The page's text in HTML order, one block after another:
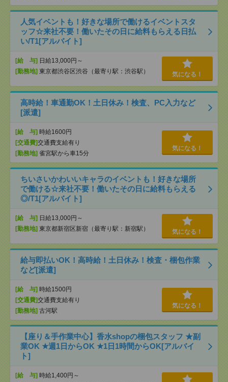
人気イベントも！好きな場所で働けるイベントスタ
ッフ☆来社不要！働いたその日に給料もらえる日払
い/T1[アルバイト]
[給 与] 日給13,000円～
[勤務地] 東京都渋谷区渋谷（最寄り駅：渋谷駅） 気になる！
高時給！車通勤OK！土日休み！検査、PC入力など
[派遣]
[給 与] 時給1600円
[交通費]交通費支給有り
[勤務地] 雀宮駅から車15分
気になる！
ちいさいかわいいキャラのイベントも！好きな場所
で働ける☆来社不要！働いたその日に給料もらえる
◎/T1[アルバイト]
[給 与] 日給13,000円～
[勤務地] 東京都新宿区新宿（最寄り駅：新宿駅） 気になる！
給与即払いOK！高時給！土日休み！検査・梱包作業
など[派遣]
[給 与] 時給1500円
[交通費]交通費支給有り
[勤務地] 古河駅
気になる！
【座り＆手作業中心】香水shopの梱包スタッフ ★副
業OK ★週1日からOK ★1日1時間からOK[アルバイ
ト]
[給 与] 時給1,400円～